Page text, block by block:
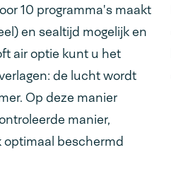
10 programma's maakt
en sealtijd mogelijk en
air optie kunt u het
de lucht wordt
Op deze manier
manier,
beschermd